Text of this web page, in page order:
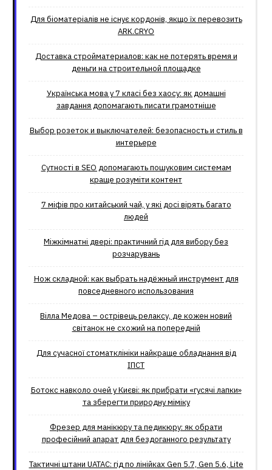
Для біоматеріалів не існує кордонів, якщо їх перевозить
ARK.CRYO
Доставка стройматериалов: как не потерять время и
деньги на строительной площадке
Українська мова у 7 класі без хаосу: як домашні
завдання допомагають писати грамотніше
Выбор розеток и выключателей: безопасность и стиль в
интерьере
Сутності в SEO допомагають пошуковим системам
краще розуміти контент
7 міфів про китайський чай, у які досі вірять багато
людей
Міжкімнатні двері: практичний гід для вибору без
розчарувань
Нож складной: как выбрать надёжный инструмент для
повседневного использования
Вілла Медова – острівець релаксу, де кожен новий
світанок не схожий на попередній
Для сучасної стоматклініки найкраще обладнання від
ІПСТ
Ботокс навколо очей у Києві: як прибрати «гусячі лапки»
та зберегти природну міміку
Фрезер для манікюру та педикюру: як обрати
професійний апарат для бездоганного результату
Тактичні штани UATAC: гід по лінійках Gen 5.7, Gen 5.6, Lite